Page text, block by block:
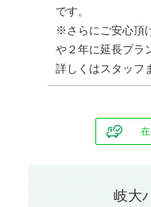
です。
※さらにご安心頂
や２年に延長プラ
詳しくはスタッフ
岐大